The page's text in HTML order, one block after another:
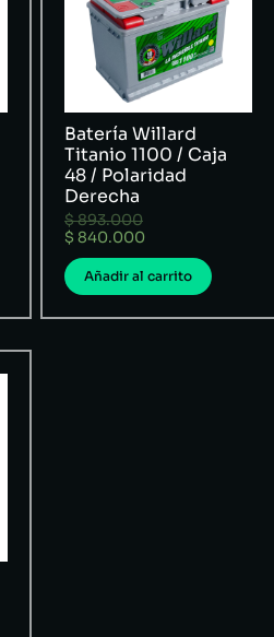
Batería Willard
Titanio 1100 / Caja
48 / Polaridad
Derecha
$893.000
$ 840.000
Añadir al carrito